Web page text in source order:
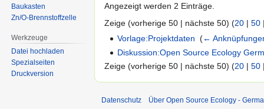
Angezeigt werden 2 Einträge.
Zeige (vorherige 50 | nächste 50) (20 | 50
Vorlage:Projektdaten ‎(←
Diskussion:Open Source Ecology
Zeige (vorherige 50 | nächste 50) (20 | 50
Baukasten
Zn/O-Brennstoffzelle
Werkzeuge
Datei hochladen
Spezialseiten
Druckversion
Datenschutz Über Open Source Ecology -